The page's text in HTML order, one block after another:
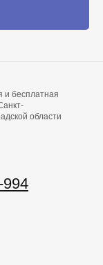
и бесплатная
области
994